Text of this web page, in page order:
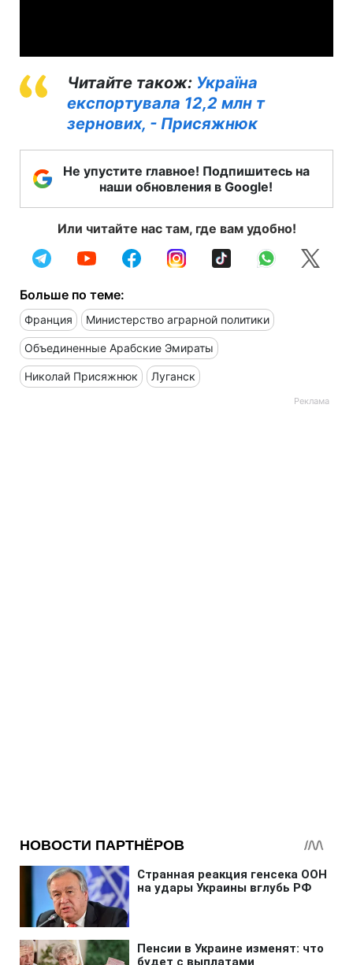
Читайте також: Україна
експортувала 12,2 млн т
зернових, - Присяжнюк
Не упустите главное! Подпишитесь на
наши обновления в Google!
Или читайте нас там, где вам удобно!
Больше по теме:
Франция Министерство аграрной политики
Объединенные Арабские Эмираты
Николай Присяжнюк Луганск